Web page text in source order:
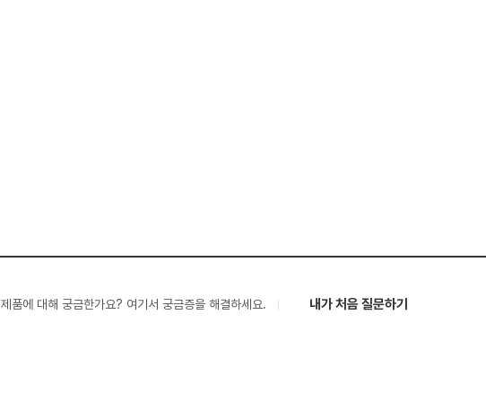
제품에 대해 궁금한가요? 여기서 궁금증을 해결하세요. 내가 처음 질문하기